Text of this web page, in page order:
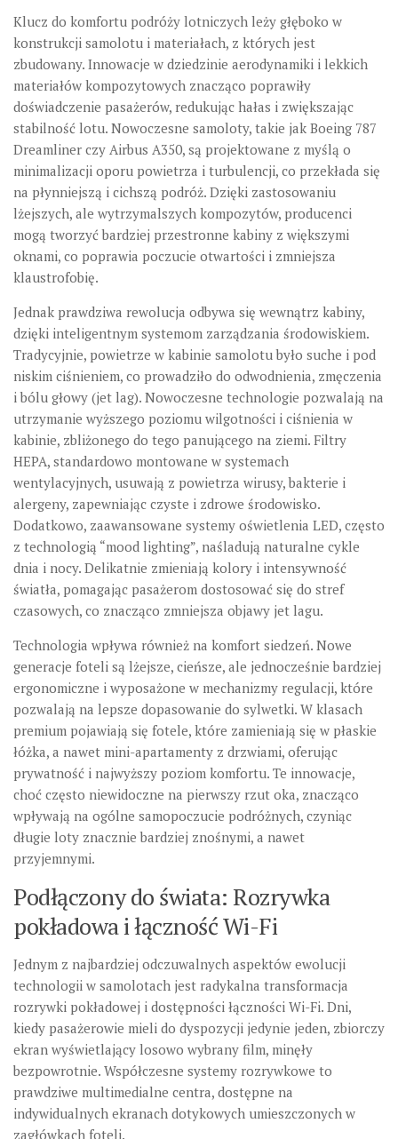
Klucz do komfortu podróży lotniczych leży głęboko w
konstrukcji samolotu i materiałach, z których jest
zbudowany. Innowacje w dziedzinie aerodynamiki i lekkich
materiałów kompozytowych znacząco poprawiły
doświadczenie pasażerów, redukując hałas i zwiększając
stabilność lotu. Nowoczesne samoloty, takie jak Boeing 787
Dreamliner czy Airbus A350, są projektowane z myślą o
minimalizacji oporu powietrza i turbulencji, co przekłada się
na płynniejszą i cichszą podróż. Dzięki zastosowaniu
lżejszych, ale wytrzymalszych kompozytów, producenci
mogą tworzyć bardziej przestronne kabiny z większymi
oknami, co poprawia poczucie otwartości i zmniejsza
klaustrofobię.
Jednak prawdziwa rewolucja odbywa się wewnątrz kabiny,
dzięki inteligentnym systemom zarządzania środowiskiem.
Tradycyjnie, powietrze w kabinie samolotu było suche i pod
niskim ciśnieniem, co prowadziło do odwodnienia, zmęczenia
i bólu głowy (jet lag). Nowoczesne technologie pozwalają na
utrzymanie wyższego poziomu wilgotności i ciśnienia w
kabinie, zbliżonego do tego panującego na ziemi. Filtry
HEPA, standardowo montowane w systemach
wentylacyjnych, usuwają z powietrza wirusy, bakterie i
alergeny, zapewniając czyste i zdrowe środowisko.
Dodatkowo, zaawansowane systemy oświetlenia LED, często
z technologią “mood lighting”, naśladują naturalne cykle
dnia i nocy. Delikatnie zmieniają kolory i intensywność
światła, pomagając pasażerom dostosować się do stref
czasowych, co znacząco zmniejsza objawy jet lagu.
Technologia wpływa również na komfort siedzeń. Nowe
generacje foteli są lżejsze, cieńsze, ale jednocześnie bardziej
ergonomiczne i wyposażone w mechanizmy regulacji, które
pozwalają na lepsze dopasowanie do sylwetki. W klasach
premium pojawiają się fotele, które zamieniają się w płaskie
łóżka, a nawet mini-apartamenty z drzwiami, oferując
prywatność i najwyższy poziom komfortu. Te innowacje,
choć często niewidoczne na pierwszy rzut oka, znacząco
wpływają na ogólne samopoczucie podróżnych, czyniąc
długie loty znacznie bardziej znośnymi, a nawet
przyjemnymi.
Podłączony do świata: Rozrywka
pokładowa i łączność Wi-Fi
Jednym z najbardziej odczuwalnych aspektów ewolucji
technologii w samolotach jest radykalna transformacja
rozrywki pokładowej i dostępności łączności Wi-Fi. Dni,
kiedy pasażerowie mieli do dyspozycji jedynie jeden, zbiorczy
ekran wyświetlający losowo wybrany film, minęły
bezpowrotnie. Współczesne systemy rozrywkowe to
prawdziwe multimedialne centra, dostępne na
indywidualnych ekranach dotykowych umieszczonych w
zagłówkach foteli.